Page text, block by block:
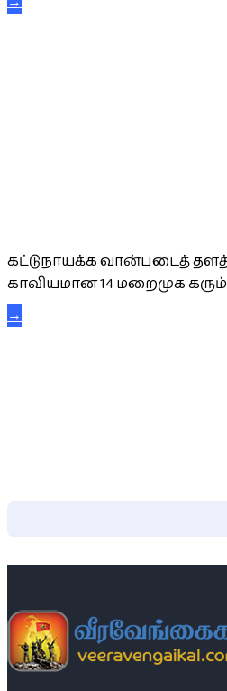
கட்டுநாயக்க வான்படைத் தளத்
காவியமான 14 மறைமுக
→